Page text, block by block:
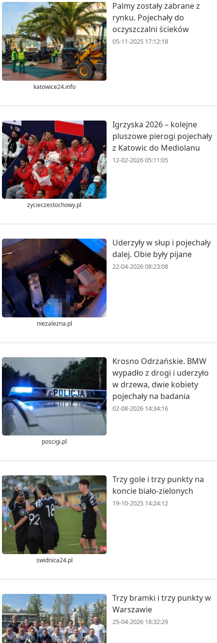
katowice24.info
Palmy zostały zabrane z
rynku. Pojechały do
oczyszczalni ścieków
05-11-2025 17:12:18
zycieczestochowy.pl
Igrzyska 2026 – kolejne
pluszowe pierogi pojechały
z Katowic do Mediolanu
12-02-2026 05:11:05
niezalezna.pl
Uderzyły w słup i pojechały
dalej. Obie były pijane
22-04-2026 08:23:08
poscigi.pl
Krosno Odrzańskie. BMW
wypadło z drogi i uderzyło
w drzewa, dwie kobiety
pojechały na badania
02-08-2026 14:34:16
swidnica24.pl
Trzy gole i trzy punkty na
koncie biało-zielonych
19-10-2025 14:24:12
Trzy bramki i trzy punkty w
Warszawie
25-04-2026 18:32:29